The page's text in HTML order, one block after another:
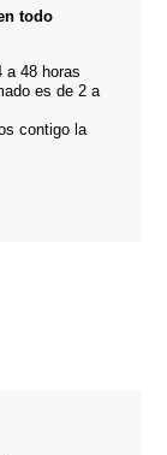
todo
a 48 horas
es de 2 a
contigo la